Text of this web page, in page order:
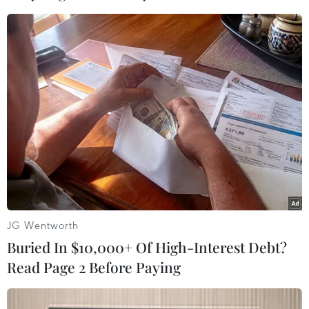
chuyến dự kiến ở nướcnày, và những người
trên máy bay là khách mời./.
Trần Trọng (Vietnam+)
JG Wentworth
Buried In $10,000+ Of High-Interest Debt?
Read Page 2 Before Paying